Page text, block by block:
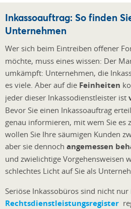
Inkassoauftrag: So finden
Unternehmen
Wer sich beim Eintreiben offener
möchte, muss eines wissen: Der
umkämpft: Unternehmen, die
es viele. Aber auf die Feinheiten
jeder dieser Inkassodienstleister ist
Bevor Sie einen Inkassoauftrag
genau informieren, mit wem Sie es
wollen Sie Ihre säumigen Kunden
aber sie dennoch angemessen
und zwielichtige Vorgehensweisen
schlechtes Licht auf Sie als
Seriöse Inkassobüros sind nicht nur
Rechtsdienstleistungsregister